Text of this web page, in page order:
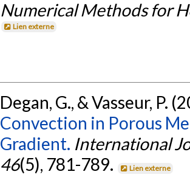
Numerical Methods for
Lien externe
Degan, G., & Vasseur, P.
Convection in Porous
Gradient. International
46(5), 781-789. Lien externe